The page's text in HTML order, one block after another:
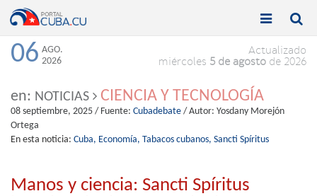
Toggle

Toggle

06 AGO.
2026
Actualizado
miércoles 5 de agosto de 2026
en: NOTICIAS CIENCIA Y TECNOLOGÍA
08 septiembre, 2025 / Fuente: Cubadebate / Autor: Yosdany Morejón
Ortega
En esta noticia: Cuba, Economía, Tabacos cubanos, Sancti Spíritus
Manos y ciencia: Sancti Spíritus